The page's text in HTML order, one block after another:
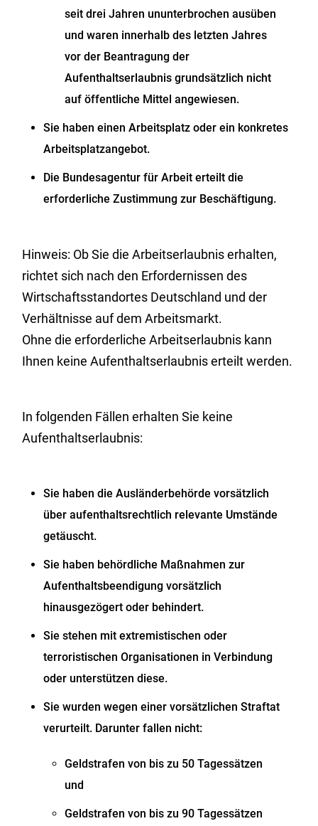
seit drei Jahren ununterbrochen ausüben
und waren innerhalb des letzten Jahres
vor der Beantragung der
Aufenthaltserlaubnis grundsätzlich nicht
auf öffentliche Mittel angewiesen.
Sie haben einen Arbeitsplatz oder ein konkretes
Arbeitsplatzangebot.
Die Bundesagentur für Arbeit erteilt die
erforderliche Zustimmung zur Beschäftigung.
Hinweis: Ob Sie die Arbeitserlaubnis erhalten,
richtet sich nach den Erfordernissen des
Wirtschaftsstandortes Deutschland und der
Verhältnisse auf dem Arbeitsmarkt.
Ohne die erforderliche Arbeitserlaubnis kann
Ihnen keine Aufenthaltserlaubnis erteilt werden.
In folgenden Fällen erhalten Sie keine
Aufenthaltserlaubnis:
Sie haben die Ausländerbehörde vorsätzlich
über aufenthaltsrechtlich relevante Umstände
getäuscht.
Sie haben behördliche Maßnahmen zur
Aufenthaltsbeendigung vorsätzlich
hinausgezögert oder behindert.
Sie stehen mit extremistischen oder
terroristischen Organisationen in Verbindung
oder unterstützen diese.
Sie wurden wegen einer vorsätzlichen Straftat
verurteilt. Darunter fallen nicht:
Geldstrafen von bis zu 50 Tagessätzen
und
Geldstrafen von bis zu 90 Tagessätzen